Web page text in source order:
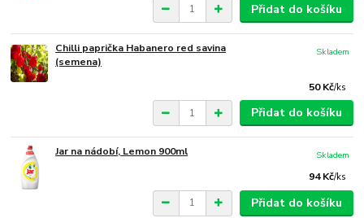
Přidat do košíku
Chilli paprička Habanero red savina
(semena)
50 Kč/ks
Skladem
Přidat do košíku
Jar na nádobí, Lemon 900ml
94 Kč/ks
Skladem
Přidat do košíku